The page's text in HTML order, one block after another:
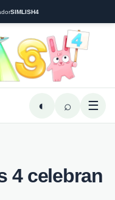
SIMLISH4
◐ ⌕ ☰
4 celebran